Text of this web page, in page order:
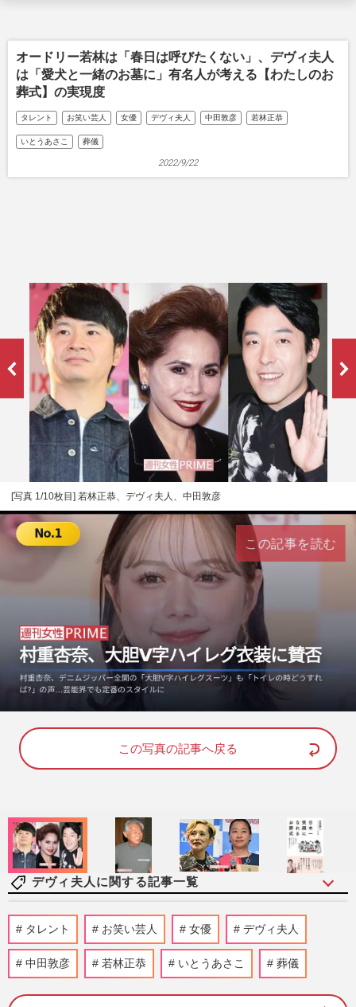
オードリー若林は「春日は呼びたくない」、デヴィ夫人
は「愛犬と一緒のお墓に」有名人が考える【わたしのお
葬式】の実現度
タレント お笑い芸人 女優 デヴィ夫人 中田敦彦 若林正恭
いとうあさこ 葬儀
2022/9/22
[写真 1/10枚目] 若林正恭、デヴィ夫人、中田敦彦
n
u
o
d
:
この記事を読む
この写真の記事へ戻る
デヴィ夫人に関する記事一覧
林家ペーが『ヨレヨレ人生漫談』で振り返
る84年の人生、「恥ずかしかった（笑）」
ピンク衣装の秘密もぶっち…
週刊女性2026年7月28日・8月4日号 2026/7/21
タレント お笑い芸人 女優 デヴィ夫人
中田敦彦 若林正恭 いとうあさこ 葬儀